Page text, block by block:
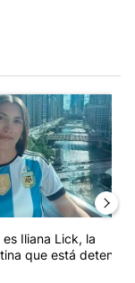
dio media
de tendencia con
es Iliana Lick, la
que está detenida